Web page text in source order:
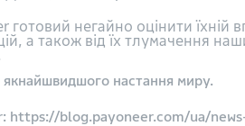
готовий негайно оцінити їхній
а також від їх тлумачення
якнайшвидшого настання миру.
https://blog.payoneer.com/ua/